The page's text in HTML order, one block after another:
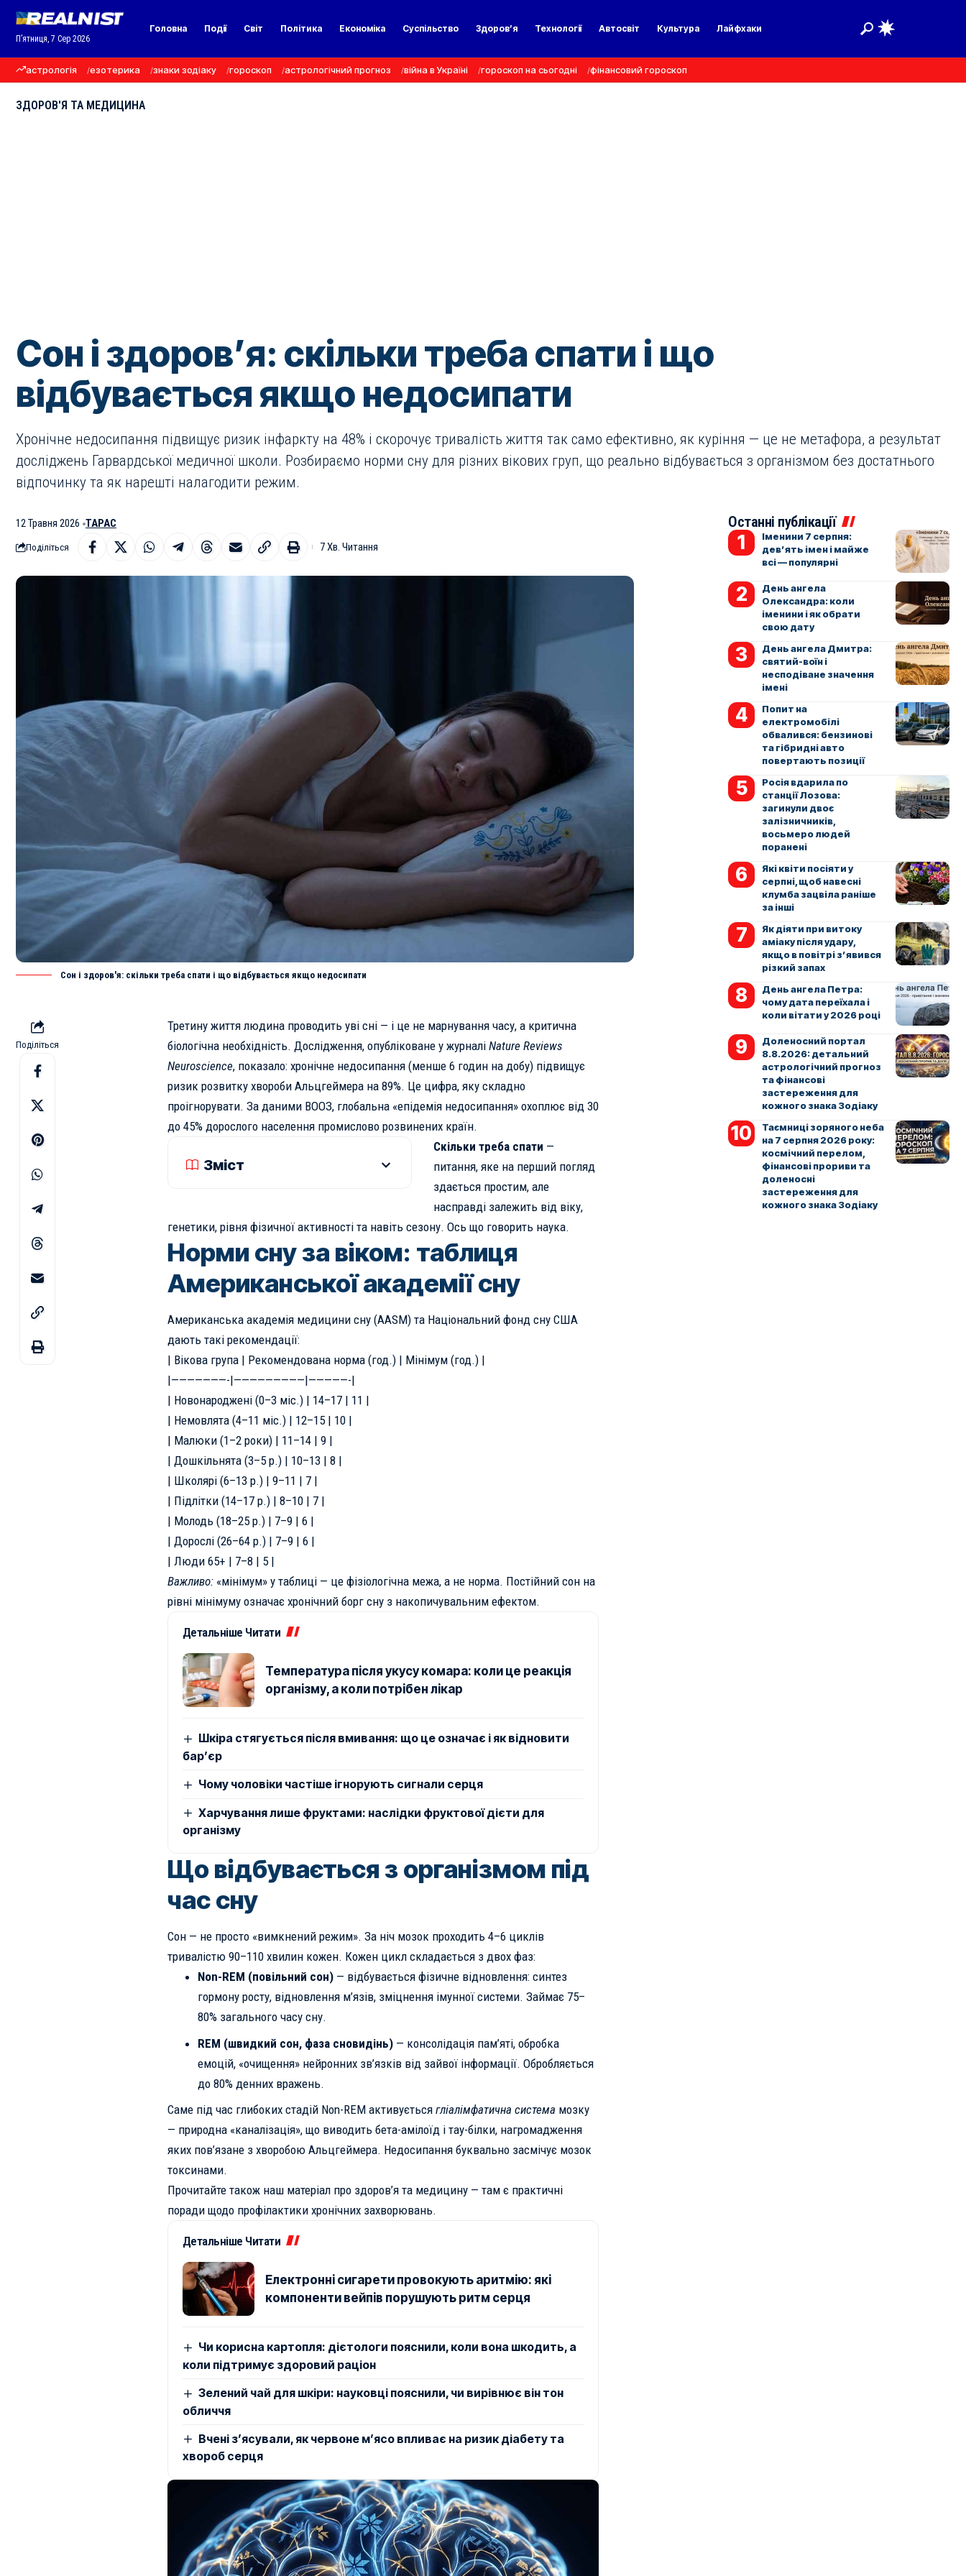
П’ятниця, 7 Сер 2026
Головна Події Світ Політика Економіка Суспільство Здоров’я Технології Автосвіт Культура Лайфхаки
астрологія езотерика знаки зодіаку гороскоп астрологічний прогноз війна в Україні гороскоп на сьогодні фінансовий гороскоп
ЗДОРОВ'Я ТА МЕДИЦИНА
Сон і здоров’я: скільки треба спати і що
відбувається якщо недосипати
Хронічне недосипання підвищує ризик інфаркту на 48% і скорочує тривалість життя так само ефективно, як куріння — це не метафора, а результат
досліджень Гарвардської медичної школи. Розбираємо норми сну для різних вікових груп, що реально відбувається з організмом без достатнього
відпочинку та як нарешті налагодити режим.
12 Травня 2026 ТАРАС
Поділіться 7 Хв. Читання
Сон і здоров'я: скільки треба спати і що відбувається якщо недосипати
Поділіться
Третину життя людина проводить уві сні — і це не марнування часу, а критична
біологічна необхідність. Дослідження, опубліковане у журналі Nature Reviews
Neuroscience, показало: хронічне недосипання (менше 6 годин на добу) підвищує
ризик розвитку хвороби Альцгеймера на 89%. Це цифра, яку складно
проігнорувати. За даними ВООЗ, глобальна «епідемія недосипання» охоплює від 30
до 45% дорослого населення промислово розвинених країн.
Зміст
Скільки треба спати —
питання, яке на перший погляд
здається простим, але
насправді залежить від віку,
генетики, рівня фізичної активності та навіть сезону. Ось що говорить наука.
Норми сну за віком: таблиця
Американської академії сну
Американська академія медицини сну (AASM) та Національний фонд сну США
дають такі рекомендації:
| Вікова група | Рекомендована норма (год.) | Мінімум (год.) |
|———————-|—————————|—————-|
| Новонароджені (0–3 міс.) | 14–17 | 11 |
| Немовлята (4–11 міс.) | 12–15 | 10 |
| Малюки (1–2 роки) | 11–14 | 9 |
| Дошкільнята (3–5 р.) | 10–13 | 8 |
| Школярі (6–13 р.) | 9–11 | 7 |
| Підлітки (14–17 р.) | 8–10 | 7 |
| Молодь (18–25 р.) | 7–9 | 6 |
| Дорослі (26–64 р.) | 7–9 | 6 |
| Люди 65+ | 7–8 | 5 |
Важливо:«мінімум» у таблиці — це фізіологічна межа, а не норма. Постійний сон на
рівні мінімуму означає хронічний борг сну з накопичувальним ефектом.
Детальніше Читати
Температура після укусу комара: коли це реакція
організму, а коли потрібен лікар
Шкіра стягується після вмивання: що це означає і як відновити
бар’єр
Чому чоловіки частіше ігнорують сигнали серця
Харчування лише фруктами: наслідки фруктової дієти для
організму
Що відбувається з організмом під
час сну
Сон — не просто «вимкнений режим». За ніч мозок проходить 4–6 циклів
тривалістю 90–110 хвилин кожен. Кожен цикл складається з двох фаз:
Non-REM (повільний сон) — відбувається фізичне відновлення: синтез
гормону росту, відновлення м’язів, зміцнення імунної системи. Займає 75–
80% загального часу сну.
REM (швидкий сон, фаза сновидінь) — консолідація пам’яті, обробка
емоцій, «очищення» нейронних зв’язків від зайвої інформації. Обробляється
до 80% денних вражень.
Саме під час глибоких стадій Non-REM активується гліалімфатична система мозку
— природна «каналізація», що виводить бета-амілоїд і тау-білки, нагромадження
яких пов’язане з хворобою Альцгеймера. Недосипання буквально засмічує мозок
токсинами.
Прочитайте також наш матеріал про здоров’я та медицину— там є практичні
поради щодо профілактики хронічних захворювань.
Детальніше Читати
Електронні сигарети провокують аритмію: які
компоненти вейпів порушують ритм серця
Чи корисна картопля: дієтологи пояснили, коли вона шкодить, а
коли підтримує здоровий раціон
Зелений чай для шкіри: науковці пояснили, чи вирівнює він тон
обличчя
Вчені з’ясували, як червоне м’ясо впливає на ризик діабету та
хвороб серця
Останні публікації
Іменини 7 серпня:
дев’ять імен і майже
всі — популярні
День ангела
Олександра: коли
іменини і як обрати
свою дату
День ангела Дмитра:
святий-воїн і
несподіване значення
імені
Попит на
електромобілі
обвалився: бензинові
та гібридні авто
повертають позиції
Росія вдарила по
станції Лозова:
загинули двоє
залізничників,
восьмеро людей
поранені
Які квіти посіяти у
серпні, щоб навесні
клумба зацвіла раніше
за інші
Як діяти при витоку
аміаку після удару,
якщо в повітрі з’явився
різкий запах
День ангела Петра:
чому дата переїхала і
коли вітати у 2026 році
Доленосний портал
8.8.2026: детальний
астрологічний прогноз
та фінансові
застереження для
кожного знака Зодіаку
Таємниці зоряного неба
на 7 серпня 2026 року:
космічний перелом,
фінансові прориви та
доленосні
застереження для
кожного знака Зодіаку